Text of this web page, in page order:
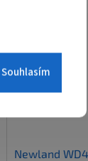
Souhlasím
Newland